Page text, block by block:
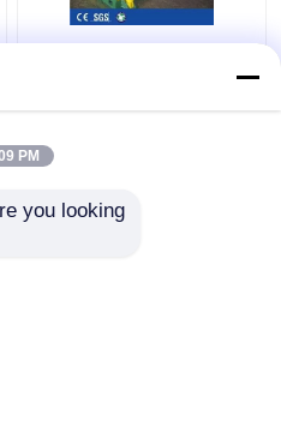
25MPa Hydraulische
PM
you looking